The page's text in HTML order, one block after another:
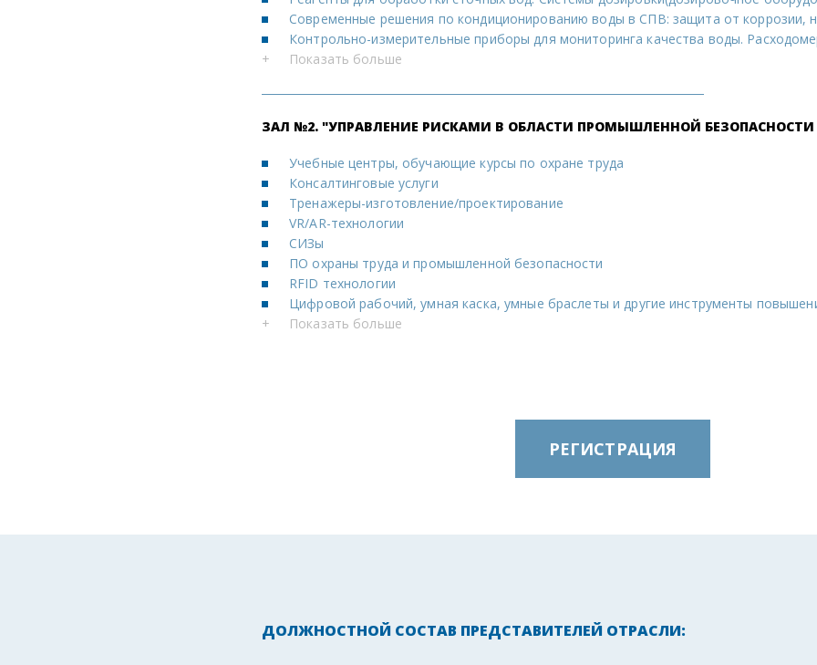
Современные решения по кондиционированию воды в СПВ: защита от коррозии,
Контрольно-измерительные приборы для мониторинга качества воды.
+
Показать больше
ЗАЛ №2. "УПРАВЛЕНИЕ РИСКАМИ В ОБЛАСТИ ПРОМЫШЛЕННОЙ
Учебные центры, обучающие курсы по охране труда
Консалтинговые услуги
Тренажеры-изготовление/проектирование
VR/АR-технологии
СИЗы
ПО охраны труда и промышленной безопасности
RFID технологии
Цифровой рабочий, умная каска, умные браслеты и другие инструменты
+
Показать больше
РЕГИСТРАЦИЯ
ДОЛЖНОСТНОЙ СОСТАВ ПРЕДСТАВИТЕЛЕЙ ОТРАСЛИ: